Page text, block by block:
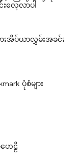
လေ့လာပါ
အိပ်ယာလွှမ်းအခင်း
ပုံစံများ
ေဠိ